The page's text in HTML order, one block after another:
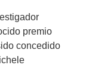
premio
concedido